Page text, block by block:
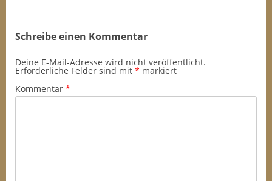
Schreibe einen Kommentar
Deine E-Mail-Adresse wird nicht veröffentlicht.
Erforderliche Felder sind mit * markiert
Kommentar *